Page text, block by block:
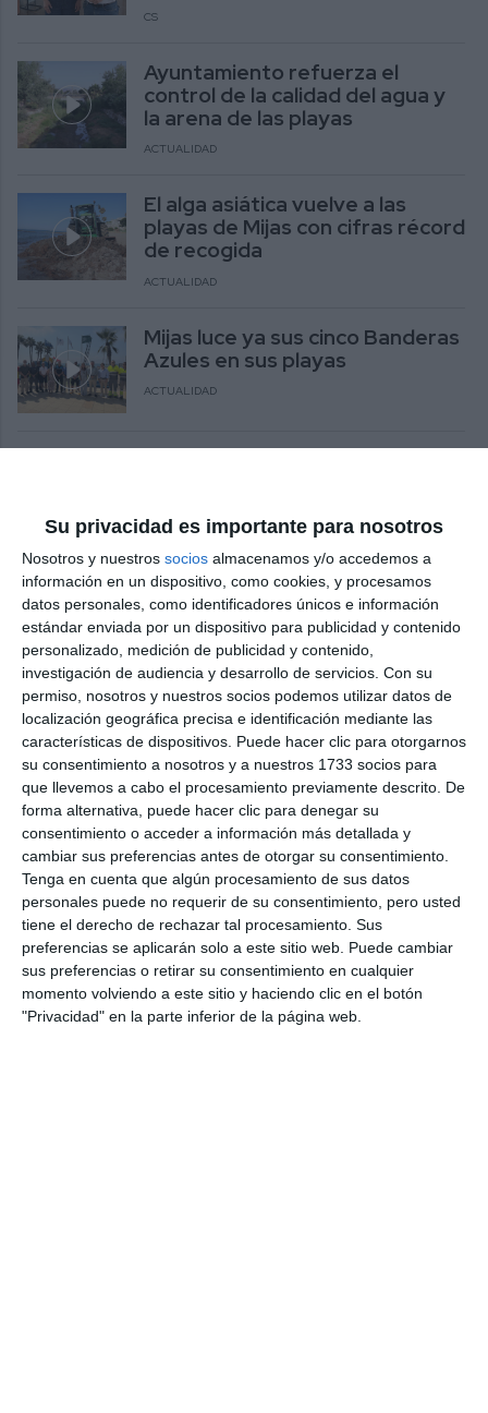
Su privacidad es importante para nosotros
Nosotros y nuestros socios almacenamos y/o accedemos a
información en un dispositivo, como cookies, y procesamos
datos personales, como identificadores únicos e información
estándar enviada por un dispositivo para publicidad y contenido
personalizado, medición de publicidad y contenido,
investigación de audiencia y desarrollo de servicios. Con su
permiso, nosotros y nuestros socios podemos utilizar datos de
localización geográfica precisa e identificación mediante las
características de dispositivos. Puede hacer clic para otorgarnos
su consentimiento a nosotros y a nuestros 1733 socios para
que llevemos a cabo el procesamiento previamente descrito. De
forma alternativa, puede hacer clic para denegar su
consentimiento o acceder a información más detallada y
cambiar sus preferencias antes de otorgar su consentimiento.
Tenga en cuenta que algún procesamiento de sus datos
personales puede no requerir de su consentimiento, pero usted
tiene el derecho de rechazar tal procesamiento. Sus
preferencias se aplicarán solo a este sitio web. Puede cambiar
sus preferencias o retirar su consentimiento en cualquier
momento volviendo a este sitio y haciendo clic en el botón
"Privacidad" en la parte inferior de la página web.
CS
Ayuntamiento refuerza el
control de la calidad del agua y
la arena de las playas
ACTUALIDAD
El alga asiática vuelve a las
playas de Mijas con cifras récord
de recogida
ACTUALIDAD
Mijas luce ya sus cinco Banderas
Azules en sus playas
ACTUALIDAD
ACTUALIDAD
Mata recoge las cinco banderas
azules que reconocen la calidad
del litoral de Mijas
ACTUALIDAD
La mágica noche de San Juan
inunda de fuego, deseos y
música las playas de Mijas
ACTUALIDAD
Mata apuesta por la calidad de
las playas de Mijas en la
recogida de sus distinciones
ACTUALIDAD
Mijas activa el equipo de
salvamento de playas “mejor